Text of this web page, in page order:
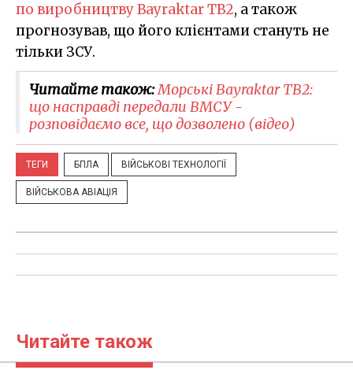
по виробництву Bayraktar TB2, а також
прогнозував, що його клієнтами стануть не
тільки ЗСУ.
Читайте також:Морські Bayraktar TB2:
що насправді передали ВМСУ -
розповідаємо все, що дозволено (відео)
ТЕГИ БПЛА ВІЙСЬКОВІ ТЕХНОЛОГІЇ
ВІЙСЬКОВА АВІАЦІЯ
Читайте також